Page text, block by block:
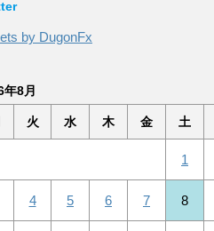
by DugonFx
8月
火 水 木 金 土
1
4 5 6 7 8